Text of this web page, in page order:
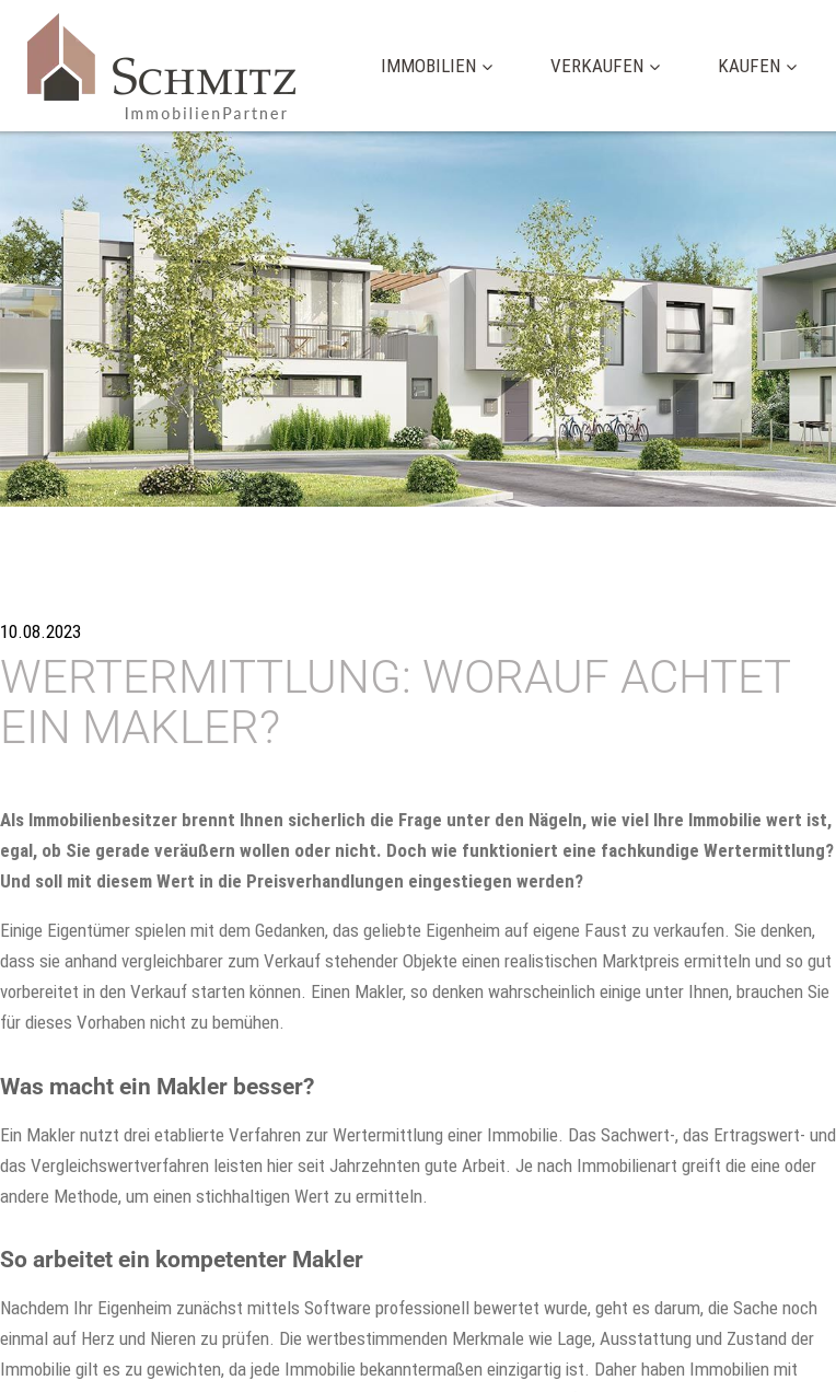
IMMOBILIEN VERKAUFEN KAUFEN
10.08.2023
WERTERMITTLUNG: WORAUF ACHTET
EIN MAKLER?
Als Immobilienbesitzer brennt Ihnen sicherlich die Frage unter den Nägeln, wie viel Ihre Immobilie wert ist,
egal, ob Sie gerade veräußern wollen oder nicht. Doch wie funktioniert eine fachkundige Wertermittlung?
Und soll mit diesem Wert in die Preisverhandlungen eingestiegen werden?
Einige Eigentümer spielen mit dem Gedanken, das geliebte Eigenheim auf eigene Faust zu verkaufen. Sie denken,
dass sie anhand vergleichbarer zum Verkauf stehender Objekte einen realistischen Marktpreis ermitteln und so gut
vorbereitet in den Verkauf starten können. Einen Makler, so denken wahrscheinlich einige unter Ihnen, brauchen Sie
für dieses Vorhaben nicht zu bemühen.
Was macht ein Makler besser?
Ein Makler nutzt drei etablierte Verfahren zur Wertermittlung einer Immobilie. Das Sachwert-, das Ertragswert- und
das Vergleichswertverfahren leisten hier seit Jahrzehnten gute Arbeit. Je nach Immobilienart greift die eine oder
andere Methode, um einen stichhaltigen Wert zu ermitteln.
So arbeitet ein kompetenter Makler
Nachdem Ihr Eigenheim zunächst mittels Software professionell bewertet wurde, geht es darum, die Sache noch
einmal auf Herz und Nieren zu prüfen. Die wertbestimmenden Merkmale wie Lage, Ausstattung und Zustand der
Immobilie gilt es zu gewichten, da jede Immobilie bekanntermaßen einzigartig ist. Daher haben Immobilien mit